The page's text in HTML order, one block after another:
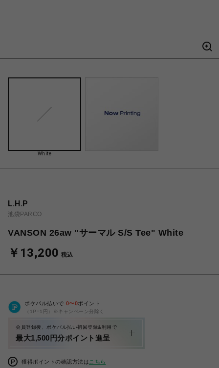
White
L.H.P
池袋PARCO
VANSON 26aw "サーマル S/S Tee" White
￥13,200 税込
ポケパル払いで 0〜0ポイント
（1P=1円）※キャンペーン分除く
会員登録後、ポケパル払い初回登録&利用で
最大1,500円分ポイント進呈
獲得ポイントの確認方法は こちら